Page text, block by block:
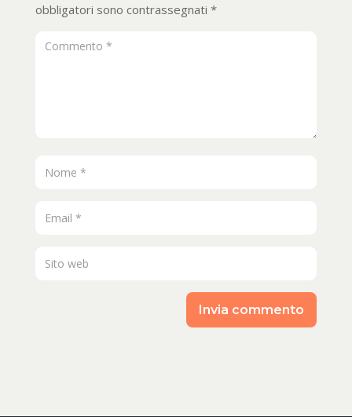
obbligatori sono contrassegnati *
Invia commento